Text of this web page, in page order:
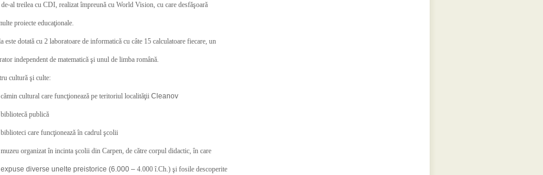
-al treilea cu CDI, realizat împreună cu World Vision, cu care desfăşoară
proiecte educaţionale.
este dotată cu 2 laboratoare de informatică cu câte 15 calculatoare fiecare, un
rator independent de matematică şi unul de limba română.
cultură şi culte:
cultural care funcţionează pe teritoriul localităţii Cleanov
publică
care funcţionează în cadrul şcolii
organizat în incinta şcolii din Carpen, de către corpul didactic, în care
diverse unelte preistorice (6.000 – 4.000 î.Ch.) şi fosile descoperite